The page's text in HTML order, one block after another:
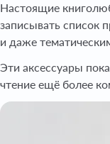
Настоящие
записывать список
и даже
Эти аксессуары
чтение ещё более